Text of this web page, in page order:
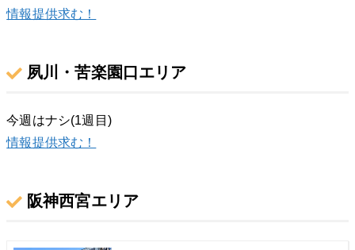
情報提供求む！
夙川・苦楽園口エリア
今週はナシ(1週目)
情報提供求む！
阪神西宮エリア